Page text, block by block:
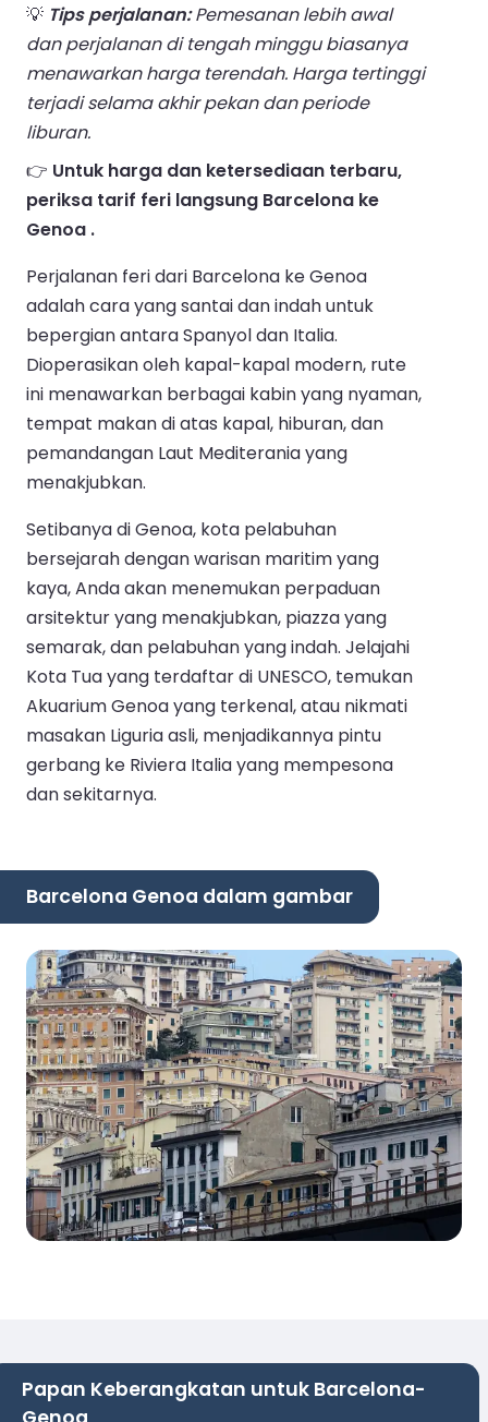
💡 Tips perjalanan:Pemesanan lebih awal
dan perjalanan di tengah minggu biasanya
menawarkan harga terendah. Harga tertinggi
terjadi selama akhir pekan dan periode
liburan.
👉 Untuk harga dan ketersediaan terbaru,
periksa tarif feri langsung Barcelona ke
Genoa .
Perjalanan feri dari Barcelona ke Genoa
adalah cara yang santai dan indah untuk
bepergian antara Spanyol dan Italia.
Dioperasikan oleh kapal-kapal modern, rute
ini menawarkan berbagai kabin yang nyaman,
tempat makan di atas kapal, hiburan, dan
pemandangan Laut Mediterania yang
menakjubkan.
Setibanya di Genoa, kota pelabuhan
bersejarah dengan warisan maritim yang
kaya, Anda akan menemukan perpaduan
arsitektur yang menakjubkan, piazza yang
semarak, dan pelabuhan yang indah. Jelajahi
Kota Tua yang terdaftar di UNESCO, temukan
Akuarium Genoa yang terkenal, atau nikmati
masakan Liguria asli, menjadikannya pintu
gerbang ke Riviera Italia yang mempesona
dan sekitarnya.
Barcelona Genoa dalam gambar
Papan Keberangkatan untuk Barcelona-